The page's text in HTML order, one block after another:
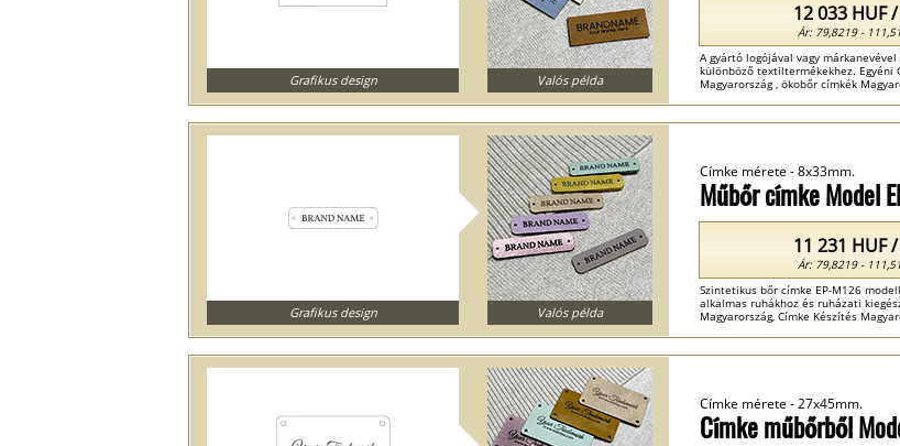
A gyártó logójával vagy
különböző textiltermékekhez. Egyéni
Magyarország , ökobőr címkék
12 033 HUF
Ár: 79,8219 -
Grafikus design Valós példa
Műbőr címke Model
Címke mérete - 8x33mm.
Szintetikus bőr címke EP-M126
alkalmas ruhákhoz és ruházati
Magyarország, Címke Készítés
11 231 HUF
Ár: 79,8219 -
Grafikus design Valós példa
Címke műbőrből
Címke mérete - 27x45mm.